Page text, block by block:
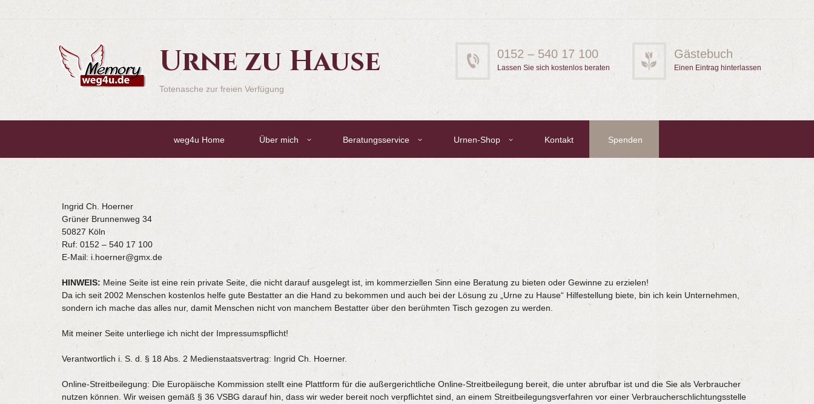
Urne zu Hause
Totenasche zur freien Verfügung
0152 – 540 17 100
Lassen Sie sich kostenlos beraten
Gästebuch
Einen Eintrag hinterlassen
weg4u Home Über mich Beratungsservice Urnen-Shop Kontakt Spenden
Ingrid Ch. Hoerner
Grüner Brunnenweg 34
50827 Köln
Ruf: 0152 – 540 17 100
E-Mail: i.hoerner@gmx.de
HINWEIS: Meine Seite ist eine rein private Seite, die nicht darauf ausgelegt ist, im kommerziellen Sinn eine Beratung zu bieten oder Gewinne zu erzielen!
Da ich seit 2002 Menschen kostenlos helfe gute Bestatter an die Hand zu bekommen und auch bei der Lösung zu „Urne zu Hause“ Hilfestellung biete, bin ich kein Unternehmen,
sondern ich mache das alles nur, damit Menschen nicht von manchem Bestatter über den berühmten Tisch gezogen zu werden.
Mit meiner Seite unterliege ich nicht der Impressumspflicht!
Verantwortlich i. S. d. § 18 Abs. 2 Medienstaatsvertrag: Ingrid Ch. Hoerner.
Online-Streitbeilegung: Die Europäische Kommission stellt eine Plattform für die außergerichtliche Online-Streitbeilegung bereit, die unter abrufbar ist und die Sie als Verbraucher
nutzen können. Wir weisen gemäß § 36 VSBG darauf hin, dass wir weder bereit noch verpflichtet sind, an einem Streitbeilegungsverfahren vor einer Verbraucherschlichtungsstelle